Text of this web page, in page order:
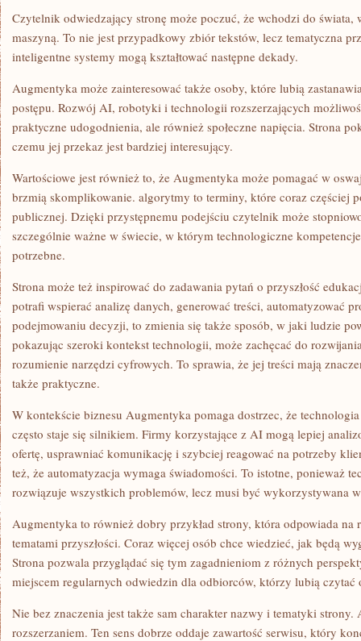
Czytelnik odwiedzający stronę może poczuć, że wchodzi do świata,
maszyną. To nie jest przypadkowy zbiór tekstów, lecz tematyczna
inteligentne systemy mogą kształtować następne dekady.
Augmentyka może zainteresować także osoby, które lubią
postępu. Rozwój AI, robotyki i technologii rozszerzających
praktyczne udogodnienia, ale również społeczne napięcia. Strona
czemu jej przekaz jest bardziej interesujący.
Wartościowe jest również to, że Augmentyka może pomagać w
brzmią skomplikowanie. algorytmy to terminy, które coraz częściej
publicznej. Dzięki przystępnemu podejściu czytelnik może
szczególnie ważne w świecie, w którym technologiczne
potrzebne.
Strona może też inspirować do zadawania pytań o przyszłość
potrafi wspierać analizę danych, generować treści, automatyzować
podejmowaniu decyzji, to zmienia się także sposób, w jaki ludzie
pokazując szeroki kontekst technologii, może zachęcać do
rozumienie narzędzi cyfrowych. To sprawia, że jej treści mają
także praktyczne.
W kontekście biznesu Augmentyka pomaga dostrzec, że
często staje się silnikiem. Firmy korzystające z AI mogą lepiej
ofertę, usprawniać komunikację i szybciej reagować na potrzeby
też, że automatyzacja wymaga świadomości. To istotne, ponieważ
rozwiązuje wszystkich problemów, lecz musi być wykorzystywana
Augmentyka to również dobry przykład strony, która odpowiada na
tematami przyszłości. Coraz więcej osób chce wiedzieć, jak będą
Strona pozwala przyglądać się tym zagadnieniom z różnych
miejscem regularnych odwiedzin dla odbiorców, którzy lubią czytać
Nie bez znaczenia jest także sam charakter nazwy i tematyki
rozszerzaniem. Ten sens dobrze oddaje zawartość serwisu, który